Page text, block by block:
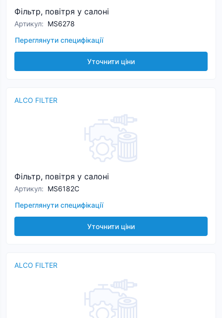
Фільтр, повітря у салоні
Артикул: MS6278
Переглянути специфікації
Уточнити ціни
ALCO FILTER
Фільтр, повітря у салоні
Артикул: MS6182C
Переглянути специфікації
Уточнити ціни
ALCO FILTER